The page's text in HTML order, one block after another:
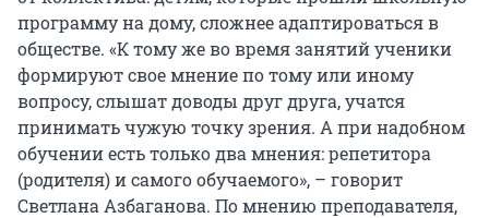
программу на дому, сложнее адаптироваться в
обществе. «К тому же во время занятий ученики
формируют свое мнение по тому или иному
вопросу, слышат доводы друг друга, учатся
принимать чужую точку зрения. А при надобном
обучении есть только два мнения: репетитора
(родителя) и самого обучаемого», – говорит
Светлана Азбаганова. По мнению преподавателя,